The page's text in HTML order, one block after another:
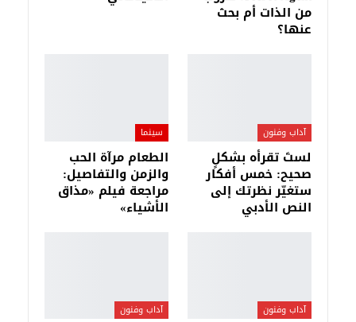
من الذات أم بحث
عنها؟
آداب وفنون
لستَ تقرأه بشكلٍ
صحيح: خمس أفكار
ستغيّر نظرتك إلى
النص الأدبي
سينما
الطعام مرآة الحب
والزمن والتفاصيل:
مراجعة فيلم «مذاق
الأشياء»
آداب وفنون آداب وفنون